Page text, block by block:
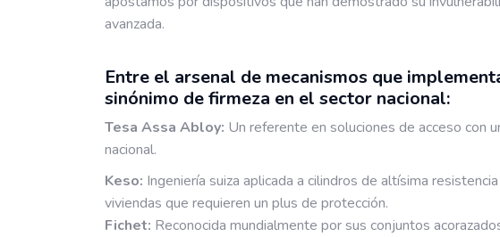
avanzada.
Entre el arsenal de mecanismos que
sinónimo de firmeza en el sector nacional:
Tesa Assa Abloy: Un referente en soluciones de acceso con
nacional.
Keso: Ingeniería suiza aplicada a cilindros de altísima
viviendas que requieren un plus de protección.
Fichet: Reconocida mundialmente por sus conjuntos